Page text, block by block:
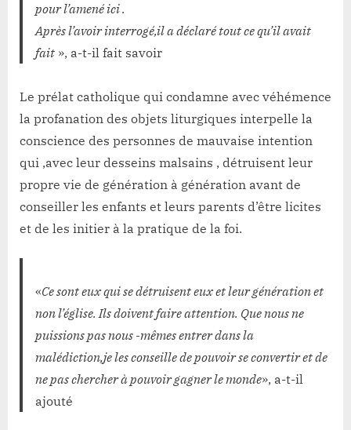
pour l’amené ici .
Après l’avoir interrogé,il a déclaré tout ce qu’il avait
fait », a-t-il fait savoir
Le prélat catholique qui condamne avec véhémence
la profanation des objets liturgiques interpelle la
conscience des personnes de mauvaise intention
qui ,avec leur desseins malsains , détruisent leur
propre vie de génération à génération avant de
conseiller les enfants et leurs parents d’être licites
et de les initier à la pratique de la foi.
«Ce sont eux qui se détruisent eux et leur génération et
non l’église. Ils doivent faire attention. Que nous ne
puissions pas nous -mêmes entrer dans la
malédiction,je les conseille de pouvoir se convertir et de
ne pas chercher à pouvoir gagner le monde», a-t-il
ajouté